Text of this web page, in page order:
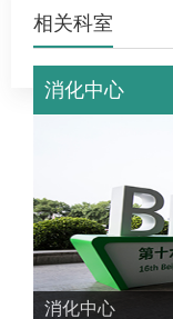
相关科室
消化中心
消化中心